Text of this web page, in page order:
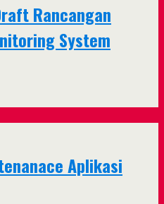
Rancangan
System
Aplikasi